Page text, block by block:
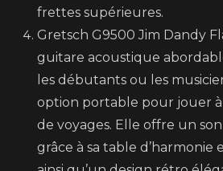
frettes supérieures.
Gretsch G9500 Jim Dandy
guitare acoustique
les débutants ou les
option portable pour jouer à
de voyages. Elle offre un
grâce à sa table d’harmonie